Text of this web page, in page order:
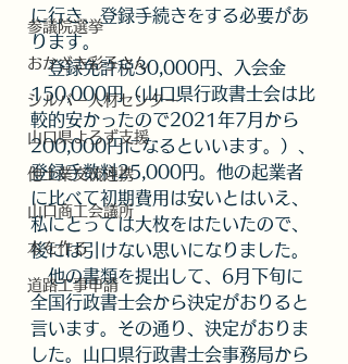
参議院選挙
おかざき彩子さん
シルバー人材センター
山口県よろず支援
他士業交流連携
山口商工会議所
本を作る
道路工事申請
に行き、登録手続きをする必要があ
ります。
登録免許税30,000円、入会金
150,000円（山口県行政書士会は比
較的安かったので2021年7月から
200,000円になるといいます。）、
登録手数料25,000円。他の起業者
に比べて初期費用は安いとはいえ、
私にとっては大枚をはたいたので、
後には引けない思いになりました。
他の書類を提出して、6月下旬に
全国行政書士会から決定がおりると
言います。その通り、決定がおりま
した。山口県行政書士会事務局から